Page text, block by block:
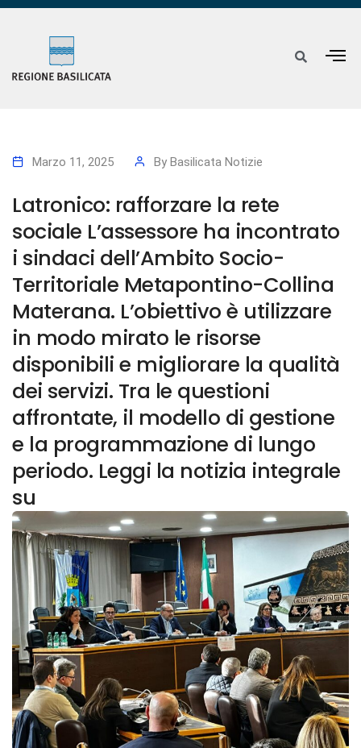
Marzo 11, 2025 By Basilicata Notizie
Latronico: rafforzare la rete
sociale L’assessore ha incontrato
i sindaci dell’Ambito Socio-
Territoriale Metapontino-Collina
Materana. L’obiettivo è utilizzare
in modo mirato le risorse
disponibili e migliorare la qualità
dei servizi. Tra le questioni
affrontate, il modello di gestione
e la programmazione di lungo
periodo. Leggi la notizia integrale
su